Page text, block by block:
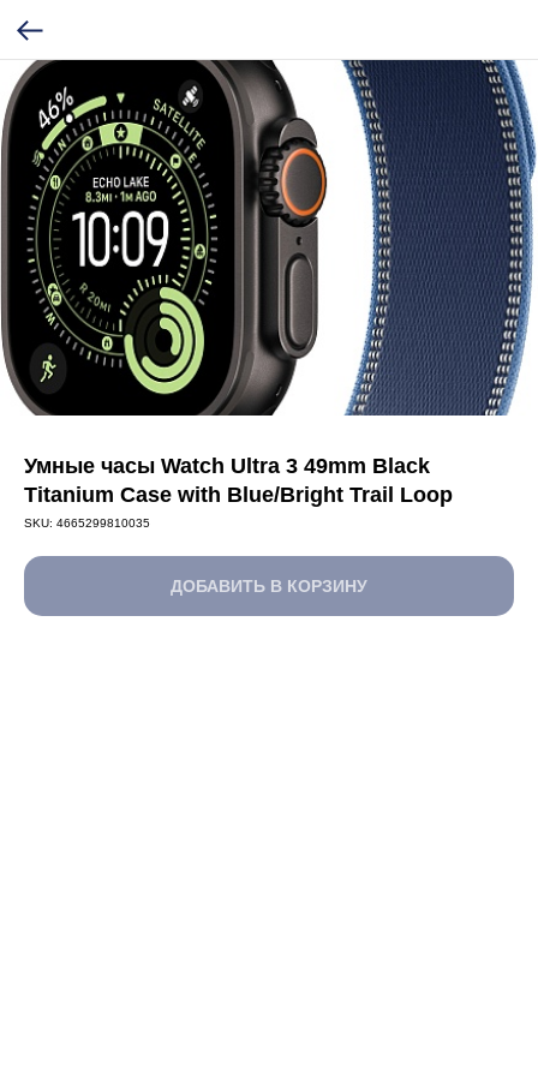
Умные часы Watch Ultra 3 49mm Black
Titanium Case with Blue/Bright Trail Loop
SKU: 4665299810035
ДОБАВИТЬ В КОРЗИНУ